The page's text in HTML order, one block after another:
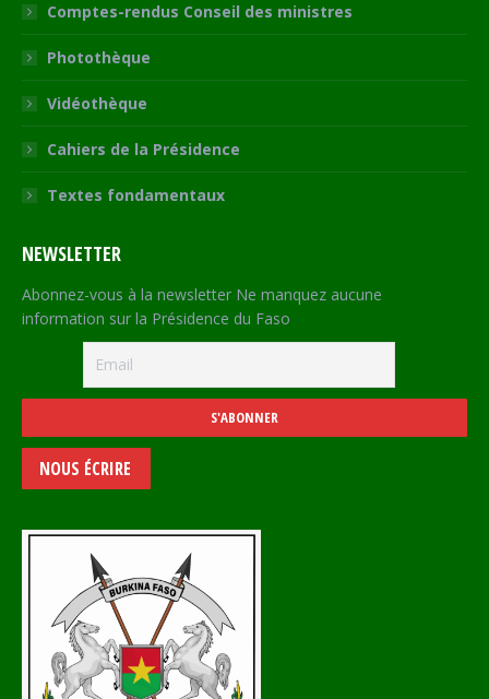
Comptes-rendus Conseil des ministres
Photothèque
Vidéothèque
Cahiers de la Présidence
Textes fondamentaux
NEWSLETTER
Abonnez-vous à la newsletter Ne manquez aucune
information sur la Présidence du Faso
NOUS ÉCRIRE